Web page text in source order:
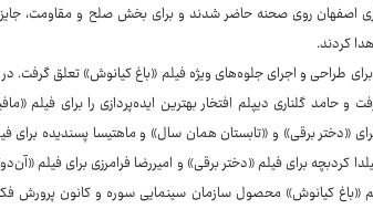
اصفهان روی صحنه حاضر شدند و برای بخش صلح و مقاومت،
کردند.
طراحی و اجرای جلوه‌های ویژه فیلم «باغ کیانوش» تعلق گرفت.
حامد گلناری دیپلم افتخار بهترین ایده‌پردازی را برای فیلم
«دختر برقی» و «تابستان همان سال» و ماهتیسا پسندیده برای
کردبچه برای فیلم «دختر برقی» و امیررضا فرامرزی برای فیلم
«باغ کیانوش» محصول سازمان سینمایی سوره و کانون پرورش